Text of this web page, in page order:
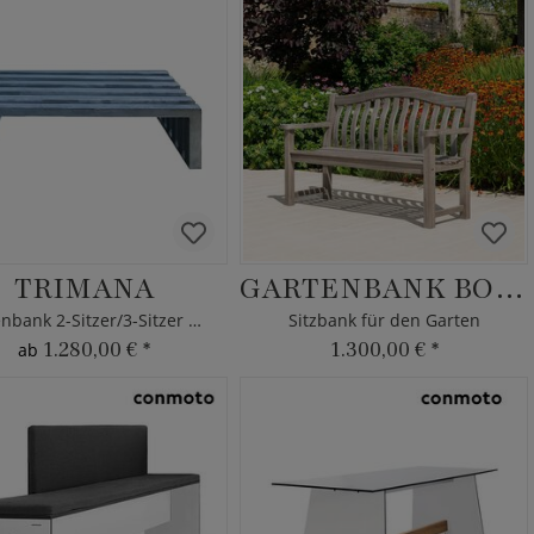
TRIMANA
Gartenbank 2-Sitzer/3-Sitzer Stahl
ab 1.280,00 € *
GARTENBANK BOYLE
Sitzbank für den Garten
1.300,00 € *